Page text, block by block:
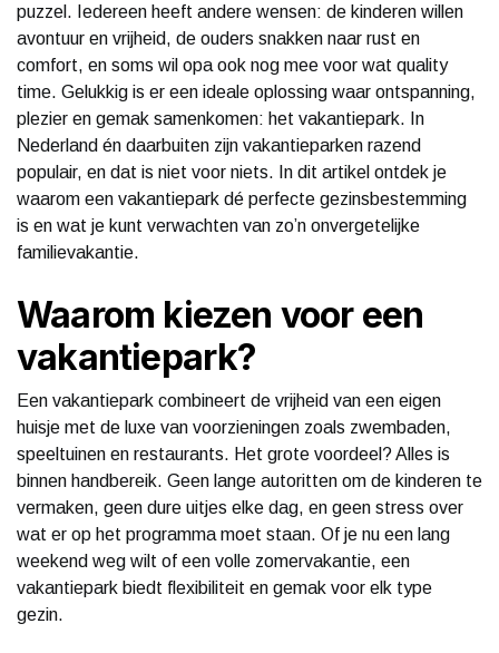
puzzel. Iedereen heeft andere wensen: de kinderen willen
avontuur en vrijheid, de ouders snakken naar rust en
comfort, en soms wil opa ook nog mee voor wat quality
time. Gelukkig is er een ideale oplossing waar ontspanning,
plezier en gemak samenkomen: het vakantiepark. In
Nederland én daarbuiten zijn vakantieparken razend
populair, en dat is niet voor niets. In dit artikel ontdek je
waarom een vakantiepark dé perfecte gezinsbestemming
is en wat je kunt verwachten van zo’n onvergetelijke
familievakantie.
Waarom kiezen voor een
vakantiepark?
Een vakantiepark combineert de vrijheid van een eigen
huisje met de luxe van voorzieningen zoals zwembaden,
speeltuinen en restaurants. Het grote voordeel? Alles is
binnen handbereik. Geen lange autoritten om de kinderen te
vermaken, geen dure uitjes elke dag, en geen stress over
wat er op het programma moet staan. Of je nu een lang
weekend weg wilt of een volle zomervakantie, een
vakantiepark biedt flexibiliteit en gemak voor elk type
gezin.